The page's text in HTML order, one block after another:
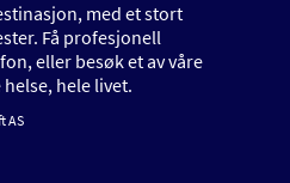
med et stort
Få profesjonell
eller besøk et av våre
hele livet.
AS